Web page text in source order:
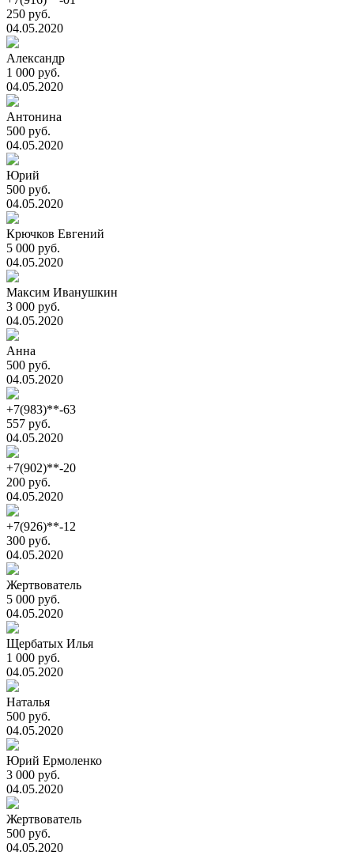
250 руб.
04.05.2020
Александр
1 000 руб.
04.05.2020
Антонина
500 руб.
04.05.2020
Юрий
500 руб.
04.05.2020
Крючков Евгений
5 000 руб.
04.05.2020
Максим Иванушкин
3 000 руб.
04.05.2020
Анна
500 руб.
04.05.2020
+7(983)**-63
557 руб.
04.05.2020
+7(902)**-20
200 руб.
04.05.2020
+7(926)**-12
300 руб.
04.05.2020
Жертвователь
5 000 руб.
04.05.2020
Щербатых Илья
1 000 руб.
04.05.2020
Наталья
500 руб.
04.05.2020
Юрий Ермоленко
3 000 руб.
04.05.2020
Жертвователь
500 руб.
04.05.2020